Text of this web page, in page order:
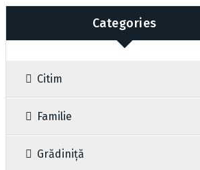
Categories
Citim
Familie
Grădiniță